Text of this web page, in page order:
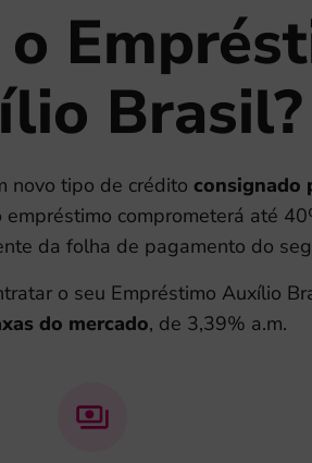
Brasil?
novo tipo de crédito consignado
empréstimo comprometerá até
da folha de pagamento do
o seu Empréstimo Auxílio
do mercado, de 3,39% a.m.